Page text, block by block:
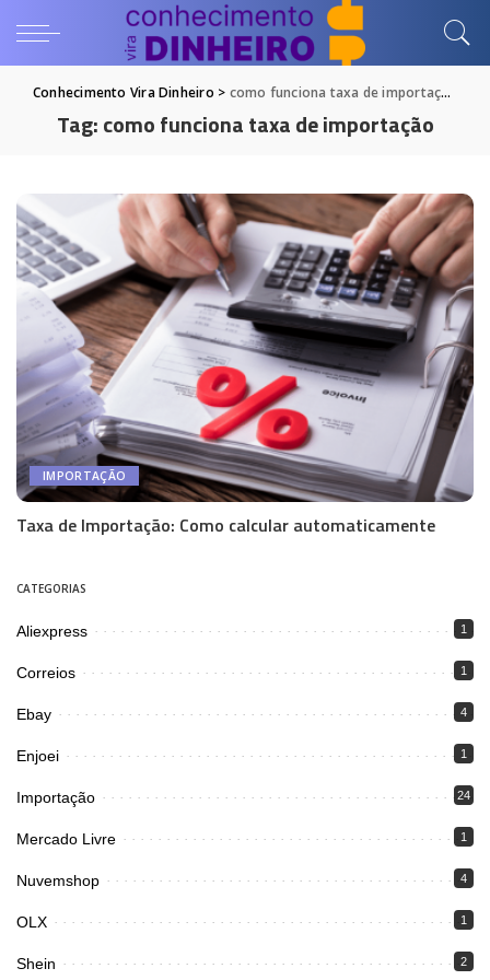
Conhecimento Vira Dinheiro > como funciona taxa de importação
Tag:como funciona taxa de importação
IMPORTAÇÃO
Taxa de Importação: Como calcular automaticamente
CATEGORIAS
Aliexpress 1
Correios 1
Ebay 4
Enjoei 1
Importação 24
Mercado Livre 1
Nuvemshop 4
OLX 1
Shein 2